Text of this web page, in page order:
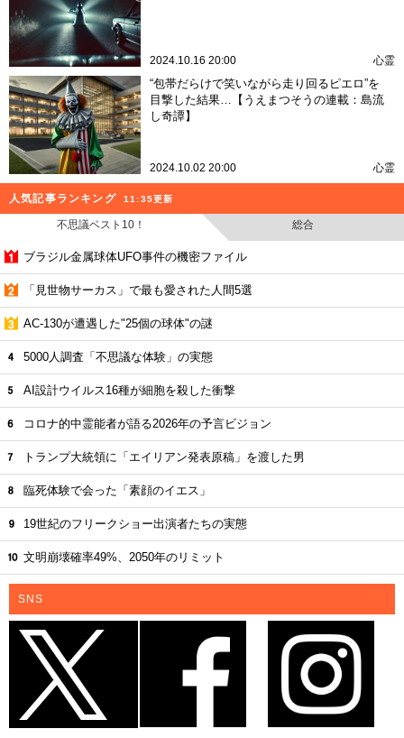
2024.10.16 20:00 心霊
“包帯だらけで笑いながら走り回るピエロ”を
目撃した結果…【うえまつそうの連載：島流
し奇譚】
2024.10.02 20:00 心霊
人気記事ランキング 11:35更新
不思議ベスト10！ 総合
ブラジル金属球体UFO事件の機密ファイル
「見世物サーカス」で最も愛された人間5選
AC-130が遭遇した"25個の球体"の謎
5000人調査「不思議な体験」の実態
AI設計ウイルス16種が細胞を殺した衝撃
コロナ的中霊能者が語る2026年の予言ビジョン
トランプ大統領に「エイリアン発表原稿」を渡した男
臨死体験で会った「素顔のイエス」
19世紀のフリークショー出演者たちの実態
文明崩壊確率49%、2050年のリミット
SNS